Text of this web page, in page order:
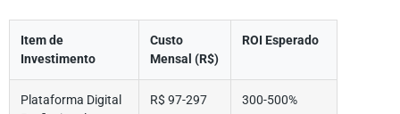
Item de
Investimento
Custo
Mensal (R$)
ROI Esperado
Plataforma Digital
R$ 97-297 300-500%